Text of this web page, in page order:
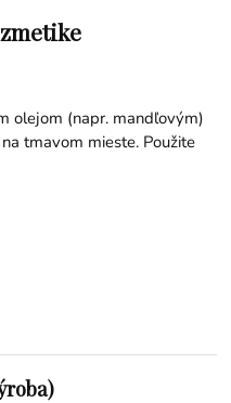
olejom (napr. mandľovým)
tmavom mieste. Použite